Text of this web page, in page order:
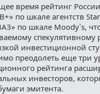
время рейтинг
по шкале агентств
по шкале Moody`s,
спекулятивному
инвестиционной
преодолеть еще три
рейтинга
инвесторов,
эмитента.